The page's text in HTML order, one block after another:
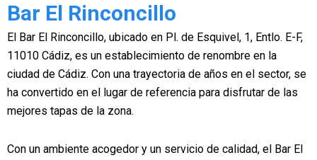
Bar El Rinconcillo
El Bar El Rinconcillo, ubicado en Pl. de Esquivel, 1, Entlo. E-F,
11010 Cádiz, es un establecimiento de renombre en la
ciudad de Cádiz. Con una trayectoria de años en el sector, se
ha convertido en el lugar de referencia para disfrutar de las
mejores tapas de la zona.
Con un ambiente acogedor y un servicio de calidad, el Bar El